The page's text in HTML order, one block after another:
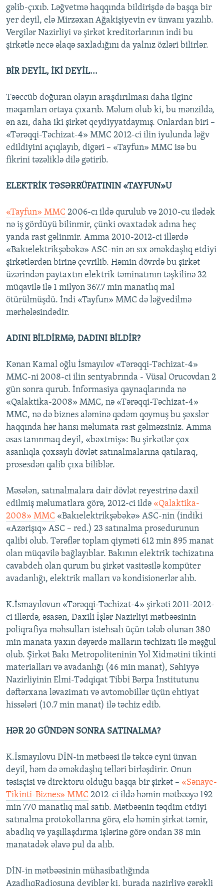
gəlib-çıxıb. Ləğvetmə haqqında bildirişdə də başqa bir
yer deyil, elə Mirzəxan Ağakişiyevin ev ünvanı yazılıb.
Vergilər Nazirliyi və şirkət kreditorlarının indi bu
şirkətlə necə əlaqə saxladığını da yalnız özləri bilirlər.
BİR DEYİL, İKİ DEYİL...
Təəccüb doğuran olayın araşdırılması daha ilginc
məqamları ortaya çıxarıb. Məlum olub ki, bu mənzildə,
ən azı, daha iki şirkət qeydiyyatdaymış. Onlardan biri –
«Tərəqqi-Təchizat-4» MMC 2012-ci ilin iyulunda ləğv
edildiyini açıqlayıb, digəri – «Tayfun» MMC isə bu
fikrini təzəliklə dilə gətirib.
ELEKTRİK TƏSƏRRÜFATININ «TAYFUN»U
«Tayfun» MMC 2006-cı ildə qurulub və 2010-cu ilədək
nə iş gördüyü bilinmir, çünki ovaxtadək adına heç
yanda rast gəlinmir. Amma 2010-2012-ci illərdə
«Bakıelektrikşəbəkə» ASC-nin ən sıx əməkdaşlıq etdiyi
şirkətlərdən birinə çevrilib. Həmin dövrdə bu şirkət
üzərindən paytaxtın elektrik təminatının təşkilinə 32
müqavilə ilə 1 milyon 367.7 min manatlıq mal
ötürülmüşdü. İndi «Tayfun» MMC də ləğvedilmə
mərhələsindədir.
ADINI BİLDİRMƏ, DADINI BİLDİR?
Kənan Kamal oğlu İsmayılov «Tərəqqi-Təchizat-4»
MMC-ni 2008-ci ilin sentyabrında - Vüsal Orucovdan 2
gün sonra qurub. İnformasiya qaynaqlarında nə
«Qalaktika-2008» MMC, nə «Tərəqqi-Təchizat-4»
MMC, nə də biznes aləminə qədəm qoymuş bu şəxslər
haqqında hər hansı məlumata rast gəlməzsiniz. Amma
əsas tanınmaq deyil, «bəxtmiş»: Bu şirkətlər çox
asanlıqla çoxsaylı dövlət satınalmalarına qatılaraq,
prosesdən qalib çıxa biliblər.
Məsələn, satınalmalara dair dövlət reyestrinə daxil
edilmiş məlumatlara görə, 2012-ci ildə «Qalaktika-
2008» MMC «Bakıelektrikşəbəkə» ASC-nin (indiki
«Azərişıq» ASC – red.) 23 satınalma prosedurunun
qalibi olub. Tərəflər toplam qiyməti 612 min 895 manat
olan müqavilə bağlayıblar. Bakının elektrik təchizatına
cavabdeh olan qurum bu şirkət vasitəsilə kompüter
avadanlığı, elektrik malları və kondisionerlər alıb.
K.İsmayılovun «Tərəqqi-Təchizat-4» şirkəti 2011-2012-
ci illərdə, əsasən, Daxili İşlər Nazirliyi mətbəəsinin
poliqrafiya məhsulları istehsalı üçün tələb olunan 380
min manata yaxın dəyərdə malların təchizatı ilə məşğul
olub. Şirkət Bakı Metropoliteninin Yol Xidmətini tikinti
materialları və avadanlığı (46 min manat), Səhiyyə
Nazirliyinin Elmi-Tədqiqat Tibbi Bərpa İnstitutunu
dəftərxana ləvazimatı və avtomobillər üçün ehtiyat
hissələri (10.7 min manat) ilə təchiz edib.
HƏR 20 GÜNDƏN SONRA SATINALMA?
K.İsmayılovu DİN-in mətbəəsi ilə təkcə eyni ünvan
deyil, həm də əməkdaşlıq telləri birləşdirir. Onun
təsisçisi və direktoru olduğu başqa bir şirkət – «Sənaye-
Tikinti-Biznes» MMC 2012-ci ildə həmin mətbəəyə 192
min 770 manatlıq mal satıb. Mətbəənin təqdim etdiyi
satınalma protokollarına görə, elə həmin şirkət təmir,
abadlıq və yaşıllaşdırma işlərinə görə ondan 38 min
manatadək əlavə pul da alıb.
DİN-in mətbəəsinin mühasibatlığında
AzadlıqRadiosuna deyiblər ki, burada nazirliyə gərəkli